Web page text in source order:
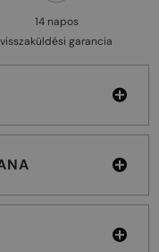
14 napos
visszaküldési garancia